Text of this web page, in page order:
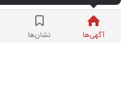
آگهی‌ها نشان‌ها تلویزیون ۳۲ اینچ ال جی